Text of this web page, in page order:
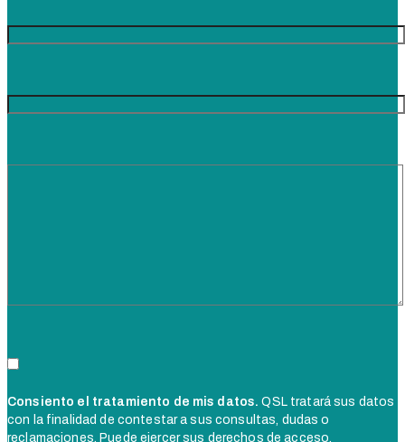
Consiento el tratamiento de mis datos. QSL tratará sus datos
con la finalidad de contestar a sus consultas, dudas o
reclamaciones. Puede ejercer sus derechos de acceso,